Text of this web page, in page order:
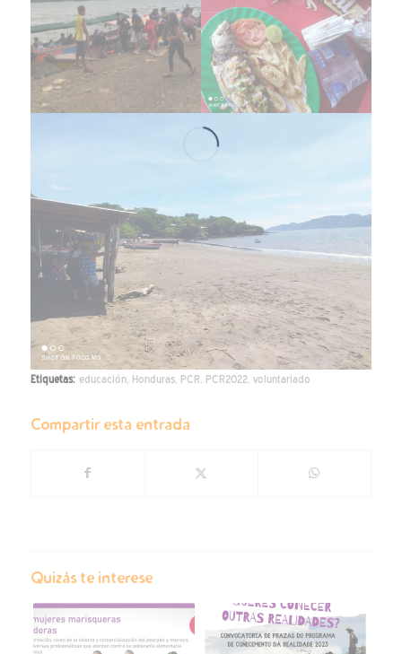
Etiquetas: educación, Honduras, PCR, PCR2022, voluntariado
Compartir esta entrada
Quizás te interese